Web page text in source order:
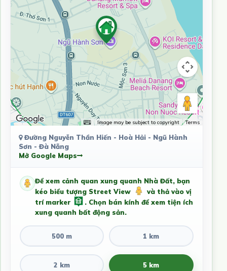
Image may be subject to copyright Terms
Đường Nguyễn Thần Hiến - Hoà Hải - Ngũ Hành
Sơn - Đà Nẵng
Mở Google Maps
Để xem cảnh quan xung quanh Nhà Đất, bạn
kéo biểu tượng Street View
và thả vào vị
trí marker
. Chọn bán kính để xem tiện ích
xung quanh bất động sản.
500 m 1 km
2 km 5 km